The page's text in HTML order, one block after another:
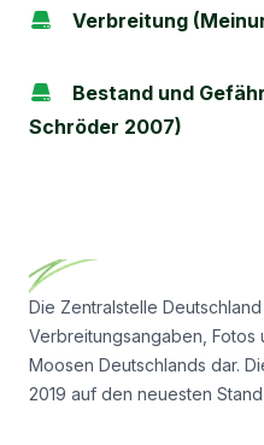
Verbreitung
Bestand und
Schröder 2007)
Die Zentralstelle
Verbreitungsangaben,
Moosen Deutschlands dar.
2019 auf den neuesten